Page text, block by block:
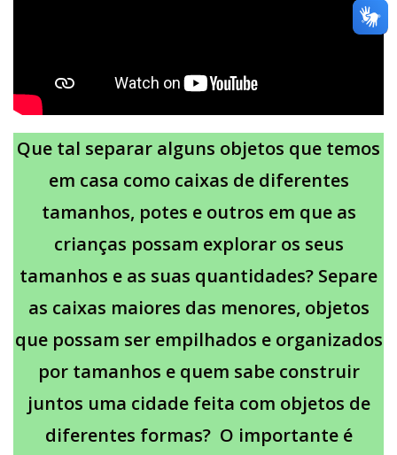
Que tal separar alguns objetos que temos
em casa como caixas de diferentes
tamanhos, potes e outros em que as
crianças possam explorar os seus
tamanhos e as suas quantidades? Separe
as caixas maiores das menores, objetos
que possam ser empilhados e organizados
por tamanhos e quem sabe construir
juntos uma cidade feita com objetos de
diferentes formas? O importante é